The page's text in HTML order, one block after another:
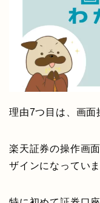
理由7つ目は、画面
楽天証券の操作画
ザインになっていま